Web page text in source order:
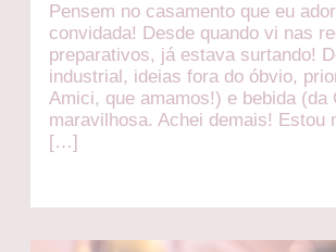
Pensem no casamento que eu
convidada! Desde quando vi nas
preparativos, já estava surtando!
industrial, ideias fora do óbvio,
Amici, que amamos!) e bebida (da
maravilhosa. Achei demais! Estou
[…]